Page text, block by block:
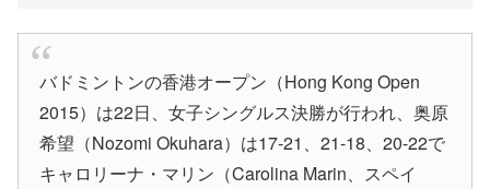
バドミントンの香港オープン（Hong Kong Open
2015）は22日、女子シングルス決勝が行われ、奥原
希望（Nozomi Okuhara）は17-21、21-18、20-22で
キャロリーナ・マリン（Carolina Marin、スペイ